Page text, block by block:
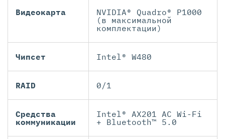
Видеокарта
NVIDIA® Quadro® P1000
(в максимальной
комплектации)
Чипсет Intel® W480
RAID 0/1
Средства
коммуникации
Intel® AX201 AC Wi-Fi
+ Bluetooth™ 5.0